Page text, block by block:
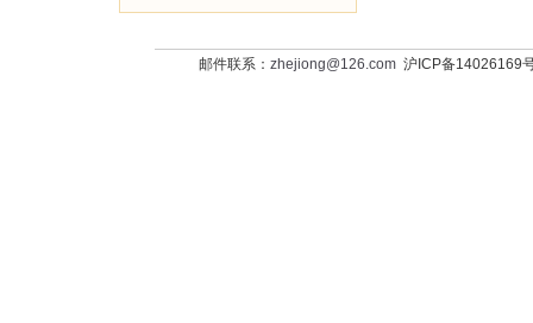
邮件联系： zhejiong@126.com沪ICP备14026169